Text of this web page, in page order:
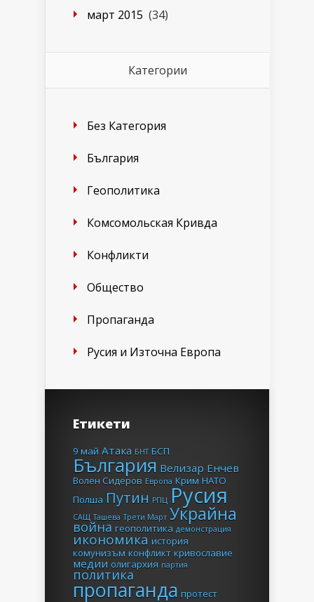
март 2015 (34)
Категории
Без Категория
България
Геополитика
Комсомольская Кривда
Конфликти
Общество
Пропаганда
Русия и Източна Европа
Етикети
9 май Атака БНТ БСП
България Велизар Енчев
Волен Сидеров Европа Крим НАТО
Полша Путин РПЦ Русия
САЩ Ташева Трети Март Украйна
война геополитика демонстрация
икономика история
комунизъм конфликт кривославие
медии олигархия партия
политика
пропаганда протест